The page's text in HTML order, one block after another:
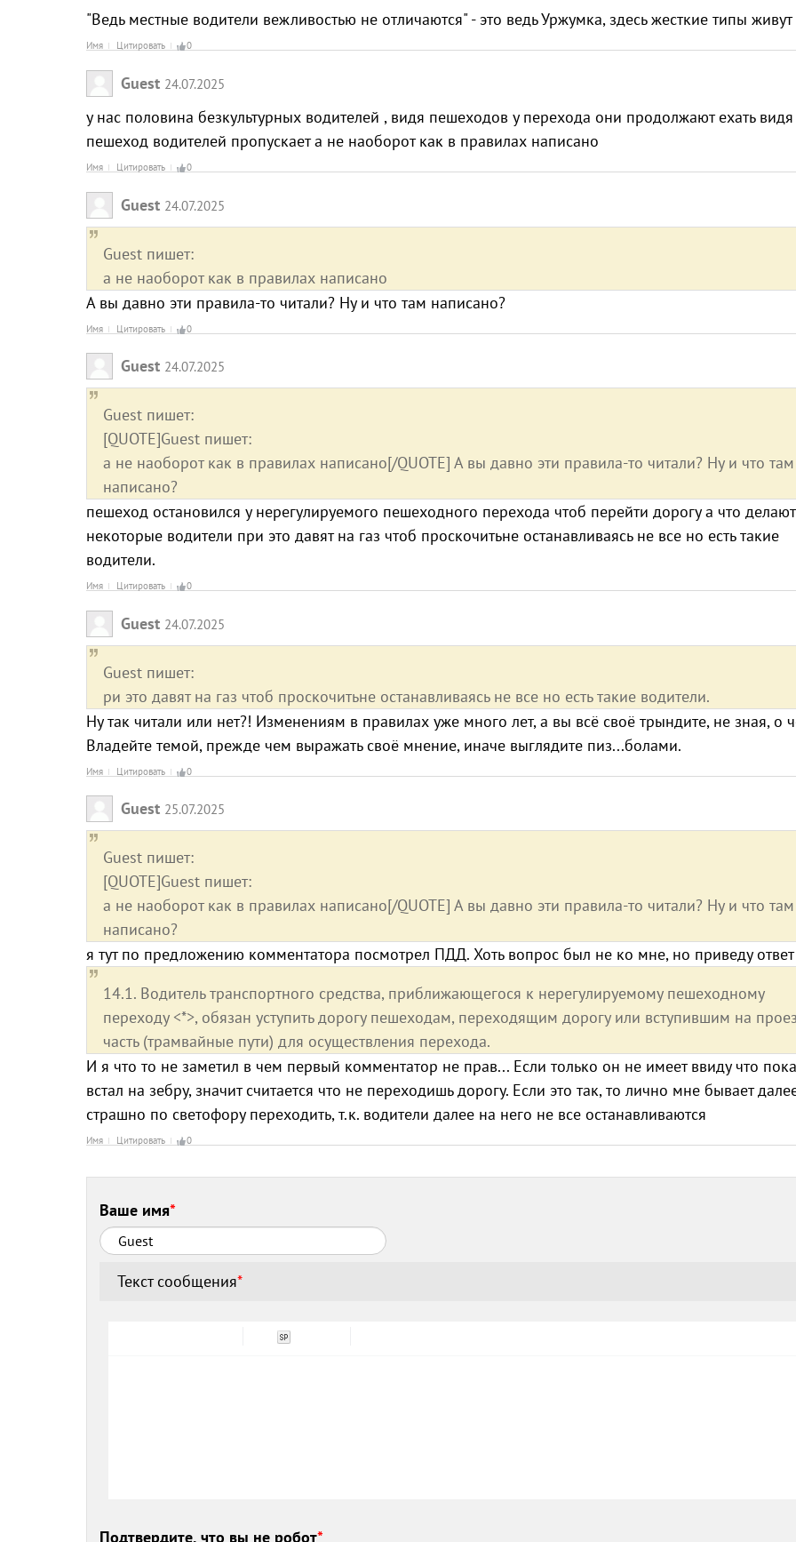
"Ведь местные водители вежливостью не отличаются" - это ведь Уржумка, здесь жесткие типы живут
Имя Цитировать 0
Guest 24.07.2025
у нас половина безкультурных водителей , видя пешеходов у перехода они продолжают ехать видя
пешеход водителей пропускает а не наоборот как в правилах написано
Имя Цитировать 0
Guest 24.07.2025
Guest пишет:
а не наоборот как в правилах написано
А вы давно эти правила-то читали? Ну и что там написано?
Имя Цитировать 0
Guest 24.07.2025
Guest пишет:
[QUOTE]Guest пишет:
а не наоборот как в правилах написано[/QUOTE] А вы давно эти правила-то читали? Ну и что там
написано?
пешеход остановился у нерегулируемого пешеходного перехода чтоб перейти дорогу а что делают
некоторые водители при это давят на газ чтоб проскочитьне останавливаясь не все но есть такие
водители.
Имя Цитировать 0
Guest 24.07.2025
Guest пишет:
ри это давят на газ чтоб проскочитьне останавливаясь не все но есть такие водители.
Ну так читали или нет?! Изменениям в правилах уже много лет, а вы всё своё трындите, не зная, о
Владейте темой, прежде чем выражать своё мнение, иначе выглядите пиз...болами.
Имя Цитировать 0
Guest 25.07.2025
Guest пишет:
[QUOTE]Guest пишет:
а не наоборот как в правилах написано[/QUOTE] А вы давно эти правила-то читали? Ну и что там
написано?
я тут по предложению комментатора посмотрел ПДД. Хоть вопрос был не ко мне, но приведу ответ
14.1. Водитель транспортного средства, приближающегося к нерегулируемому пешеходному
переходу <*>, обязан уступить дорогу пешеходам, переходящим дорогу или вступившим на
часть (трамвайные пути) для осуществления перехода.
И я что то не заметил в чем первый комментатор не прав... Если только он не имеет ввиду что
встал на зебру, значит считается что не переходишь дорогу. Если это так, то лично мне бывает
страшно по светофору переходить, т.к. водители далее на него не все останавливаются
Имя Цитировать 0
Ваше имя*
Текст сообщения*
Подтвердите, что вы не робот*